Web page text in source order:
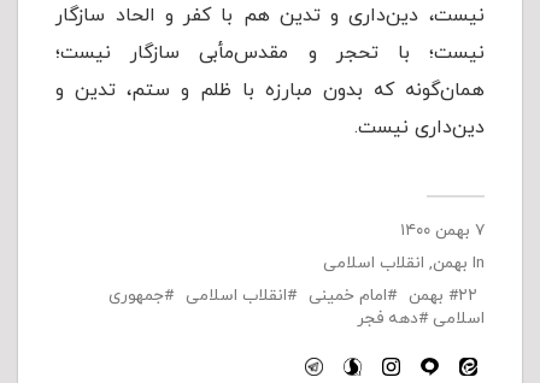
نیست، دین‌داری و تدین هم با کفر و الحاد سازگار
نیست؛ با تحجر و مقدس‌مأبی سازگار نیست؛
همان‌گونه که بدون مبارزه با ظلم و ستم، تدین و
دین‌داری نیست.
۷ بهمن ۱۴۰۰
In بهمن, انقلاب اسلامی
۲۲ بهمن
امام خمینی انقلاب اسلامی
جمهوری
اسلامی
دهه فجر